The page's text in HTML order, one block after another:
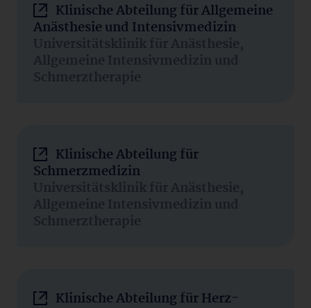
Klinische Abteilung für Allgemeine
Anästhesie und Intensivmedizin
Universitätsklinik für Anästhesie,
Allgemeine Intensivmedizin und
Schmerztherapie
Klinische Abteilung für
Schmerzmedizin
Universitätsklinik für Anästhesie,
Allgemeine Intensivmedizin und
Schmerztherapie
Klinische Abteilung für Herz-